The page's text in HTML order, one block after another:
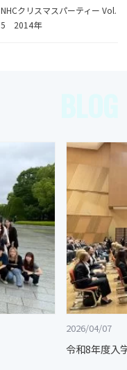
NHCクリスマスパーティー Vol.
5 2014年
2026/04/07
令和8年度入